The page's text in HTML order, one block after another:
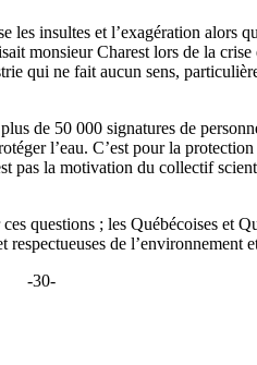
insultes et l’exagération
monsieur Charest lors de la
qui ne fait aucun sens,
de 50 000 signatures de
l’eau. C’est pour la
pas la motivation du collectif
questions ; les Québécoises et
de l’environnement
-30-